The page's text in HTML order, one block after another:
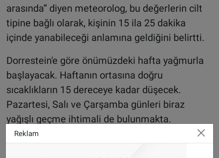
arasında” diyen meteorolog, bu değerlerin cilt
tipine bağlı olarak, kişinin 15 ila 25 dakika
içinde yanabileceği anlamına geldiğini belirtti.
Dorrestein'e göre önümüzdeki hafta yağmurla
başlayacak. Haftanın ortasına doğru
sıcaklıkların 15 dereceye kadar düşecek.
Pazartesi, Salı ve Çarşamba günleri biraz
yağışlı geçme ihtimali de bulunmakta.
Önümüzdeki hafta Cumartesi ve Pazar günleri
Reklam